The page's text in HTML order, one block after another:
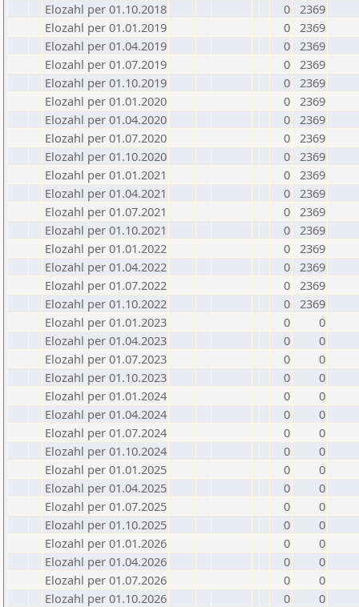
Elozahl per 01.10.2018
0 2369
Elozahl per 01.01.2019
0 2369
Elozahl per 01.04.2019
0 2369
Elozahl per 01.07.2019
0 2369
Elozahl per 01.10.2019
0 2369
Elozahl per 01.01.2020
0 2369
Elozahl per 01.04.2020
0 2369
Elozahl per 01.07.2020
0 2369
Elozahl per 01.10.2020
0 2369
Elozahl per 01.01.2021
0 2369
Elozahl per 01.04.2021
0 2369
Elozahl per 01.07.2021
0 2369
Elozahl per 01.10.2021
0 2369
Elozahl per 01.01.2022
0 2369
Elozahl per 01.04.2022
0 2369
Elozahl per 01.07.2022
0 2369
Elozahl per 01.10.2022
0 2369
Elozahl per 01.01.2023
0
0
Elozahl per 01.04.2023
0
0
Elozahl per 01.07.2023
0
0
Elozahl per 01.10.2023
0
0
Elozahl per 01.01.2024
0
0
Elozahl per 01.04.2024
0
0
Elozahl per 01.07.2024
0
0
Elozahl per 01.10.2024
0
0
Elozahl per 01.01.2025
0
0
Elozahl per 01.04.2025
0
0
Elozahl per 01.07.2025
0
0
Elozahl per 01.10.2025
0
0
Elozahl per 01.01.2026
0
0
Elozahl per 01.04.2026
0
0
Elozahl per 01.07.2026
0
0
Elozahl per 01.10.2026
0 0